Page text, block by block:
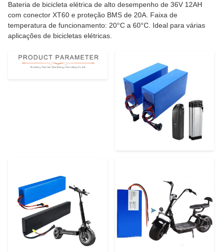
Bateria de bicicleta elétrica de alto desempenho de 36V 12AH
com conector XT60 e proteção BMS de 20A. Faixa de
temperatura de funcionamento: 20°C a 60°C. Ideal para várias
aplicações de bicicletas elétricas.